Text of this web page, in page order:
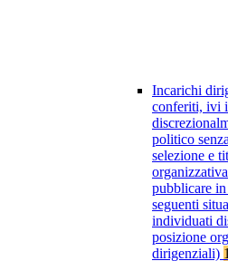
Incarichi
conferiti, ivi
politico
selezione e
pubblicare
seguenti
individuati
posizione
dirigenziali) 1